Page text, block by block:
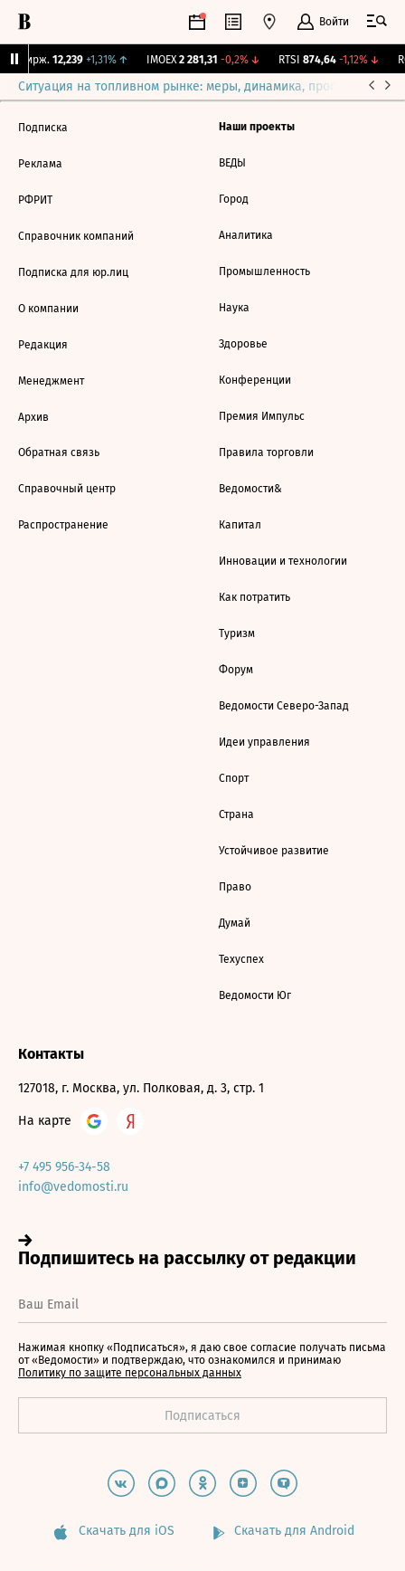
Войти
Бирж. 12,239 +1,31%↑ IMOEX 2 281,31 -0,2%↓ RTSI 874,64 -1,12%↓
Ситуация на топливном рынке: меры, динамика, прогнозы
Подписка
Реклама
РФРИТ
Справочник компаний
Подписка для юр.лиц
О компании
Редакция
Менеджмент
Архив
Обратная связь
Справочный центр
Распространение
Наши проекты
ВЕДЫ
Город
Аналитика
Промышленность
Наука
Здоровье
Конференции
Премия Импульс
Правила торговли
Ведомости&
Капитал
Инновации и технологии
Как потратить
Туризм
Форум
Ведомости Северо-Запад
Идеи управления
Спорт
Страна
Устойчивое развитие
Право
Думай
Техуспех
Ведомости Юг
Контакты
127018, г. Москва, ул. Полковая, д. 3, стр. 1
На карте
+7 495 956-34-58
info@vedomosti.ru
Нажимая кнопку «Подписаться», я даю свое согласие получать письма
от «Ведомости» и подтверждаю, что ознакомился и принимаю
Политику по защите персональных данных
Скачать для iOS Скачать для Android